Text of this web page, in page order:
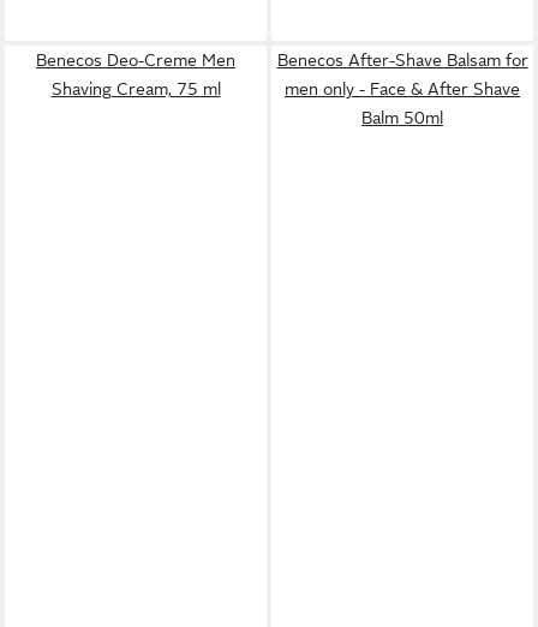
Benecos Deo-Creme Men
Shaving Cream, 75 ml
Benecos After-Shave Balsam for
men only - Face & After Shave
Balm 50ml